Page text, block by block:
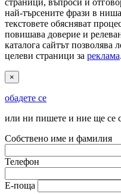
страници, въпроси и
най-търсените фрази в
текстовете обясняват
повишава доверие и
каталога сайтът позволява
целеви страници за реклама.
×
обадете се
или ни пишете и ние ще се
Собствено име и фамилия
Телефон
Е-поща